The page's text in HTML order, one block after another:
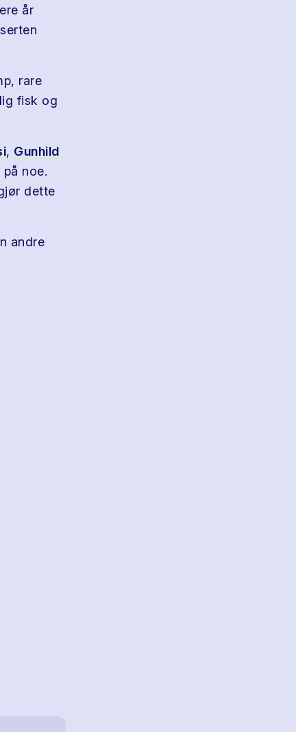
år
rare
fisk og
, Gunhild
noe.
dette
andre